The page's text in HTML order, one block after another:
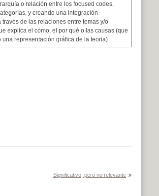
o relación entre los focused codes,
y creando una integración
través de las relaciones entre temas y/o
explica el cómo, el por qué o las causas (que
una representación gráfica de la teoria)
Significativo, pero no relevante